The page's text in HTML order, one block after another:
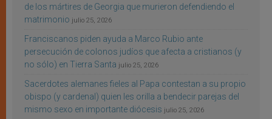
de los mártires de Georgia que murieron defendiendo el
matrimonio julio 25, 2026
Franciscanos piden ayuda a Marco Rubio ante
persecución de colonos judíos que afecta a cristianos (y
no sólo) en Tierra Santa julio 25, 2026
Sacerdotes alemanes fieles al Papa contestan a su propio
obispo (y cardenal) quien les orilla a bendecir parejas del
mismo sexo en importante diócesis julio 25, 2026